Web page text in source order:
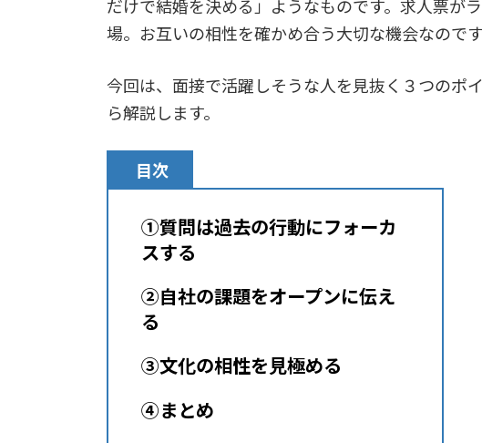
だけで結婚を決める」ようなものです。求人票が
場。お互いの相性を確かめ合う大切な機会なのです
今回は、面接で活躍しそうな人を見抜く３つのポ
ら解説します。
目次
①質問は過去の行動にフォーカ
スする
②自社の課題をオープンに伝え
る
③文化の相性を見極める
④まとめ